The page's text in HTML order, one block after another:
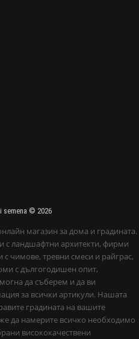
semena © 2026
магазин за дома и градината.
с ландшафтни архитекти, фирми
чимове, тревни смеси и райграс,
с дългогодишен опит,
да съберем и да ви
за всички артикули. Нашата
градината на вашите
да намерите всичко необходимо
висококачествени